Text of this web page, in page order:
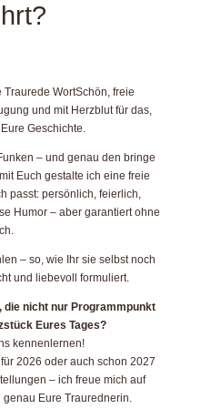
Traurede WortSchön, freie
und mit Herzblut für das,
Geschichte.
– und genau den bringe
Euch gestalte ich eine freie
passt: persönlich, feierlich,
Humor – aber garantiert ohne
– so, wie Ihr sie selbst noch
und liebevoll formuliert.
die nicht nur Programmpunkt
Eures Tages?
kennenlernen!
2026 oder auch schon 2027
– ich freue mich auf
Eure Traurednerin.